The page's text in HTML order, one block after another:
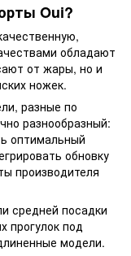
Oui?
обладают
от жары, но и
ножек.
разные по
разнообразный:
оптимальный
обновку
производителя
средней посадки
прогулок под
модели.